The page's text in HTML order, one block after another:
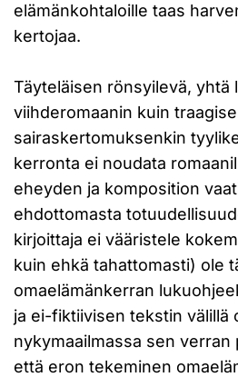
elämänkohtaloille taas
kertojaa.
Täyteläisen rönsyilevä, yhtä
viihderomaanin kuin
sairaskertomuksenkin
kerronta ei noudata
eheyden ja komposition
ehdottomasta
kirjoittaja ei vääristele
kuin ehkä tahattomasti) ole
omaelämänkerran
ja ei-fiktiivisen tekstin välillä
nykymaailmassa sen verran
että eron tekeminen